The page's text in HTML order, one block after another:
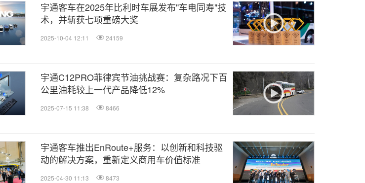
宇通客车在2025年比利时车展发布"车电同寿"技
术，并斩获七项重磅大奖
2025-10-04 12:11 24159
宇通C12PRO菲律宾节油挑战赛：复杂路况下百
公里油耗较上一代产品降低12%
2025-07-15 11:38 8466
宇通客车推出EnRoute+服务：以创新和科技驱
动的解决方案，重新定义商用车价值标准
2025-04-30 11:13 8473